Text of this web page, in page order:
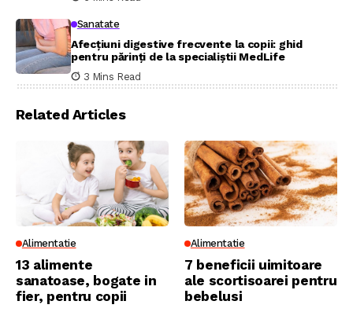
Sanatate
Afecțiuni digestive frecvente la copii: ghid
pentru părinți de la specialiștii MedLife
3 Mins Read
Related Articles
Alimentatie
13 alimente
sanatoase, bogate in
fier, pentru copii
Alimentatie
7 beneficii uimitoare
ale scortisoarei pentru
bebelusi